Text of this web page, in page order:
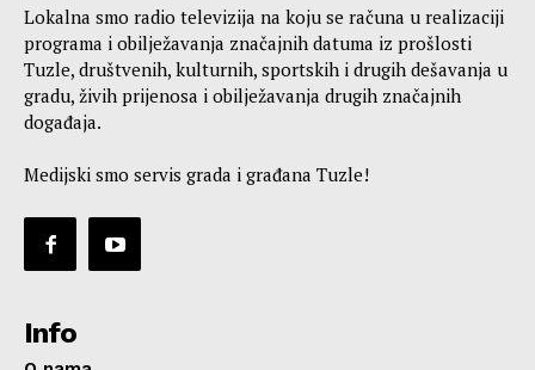
Lokalna smo radio televizija na koju se računa u realizaciji
programa i obilježavanja značajnih datuma iz prošlosti
Tuzle, društvenih, kulturnih, sportskih i drugih dešavanja u
gradu, živih prijenosa i obilježavanja drugih značajnih
događaja.
Medijski smo servis grada i građana Tuzle!
Info